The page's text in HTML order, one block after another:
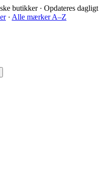
butikker · Opdateres dagligt
· Alle mærker A–Z